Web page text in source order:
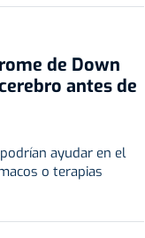
de Down
antes de
ayudar en el
o terapias